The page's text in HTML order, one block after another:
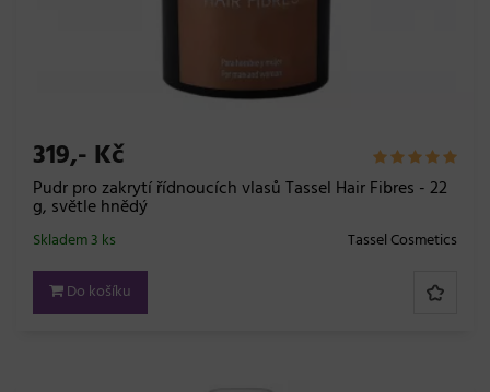
319,- Kč
Pudr pro zakrytí řídnoucích vlasů Tassel Hair Fibres - 22
g, světle hnědý
Tassel Cosmetics
Skladem 3 ks
Do košíku